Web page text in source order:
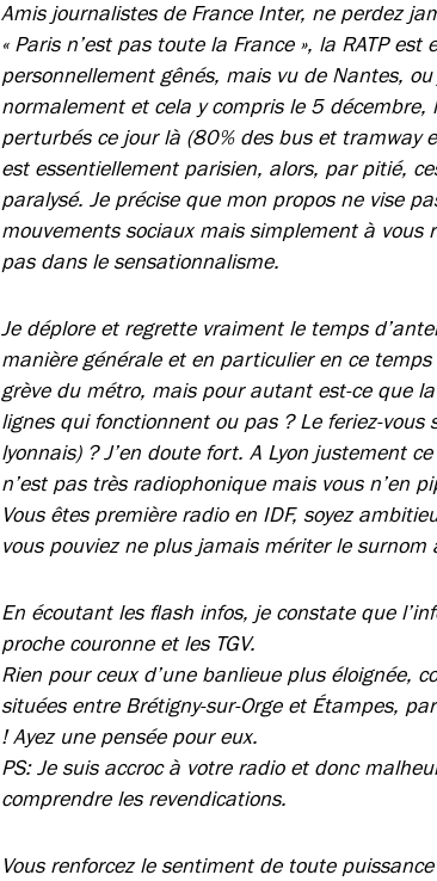
Amis journalistes de France Inter, ne perdez
« Paris n’est pas toute la France », la RATP
personnellement gênés, mais vu de Nantes,
normalement et cela y compris le 5
perturbés ce jour là (80% des bus et tramway
est essentiellement parisien, alors, par pitié,
paralysé. Je précise que mon propos ne vise
mouvements sociaux mais simplement à vous
pas dans le sensationnalisme.
Je déplore et regrette vraiment le temps
manière générale et en particulier en ce
grève du métro, mais pour autant est-ce que
lignes qui fonctionnent ou pas ? Le feriez-vous
lyonnais) ? J’en doute fort. A Lyon justement
n’est pas très radiophonique mais vous n’en
Vous êtes première radio en IDF, soyez
vous pouviez ne plus jamais mériter le surnom
En écoutant les flash infos, je constate que
proche couronne et les TGV.
Rien pour ceux d’une banlieue plus éloignée,
situées entre Brétigny-sur-Orge et Étampes,
! Ayez une pensée pour eux.
PS: Je suis accroc à votre radio et donc
comprendre les revendications.
Vous renforcez le sentiment de toute